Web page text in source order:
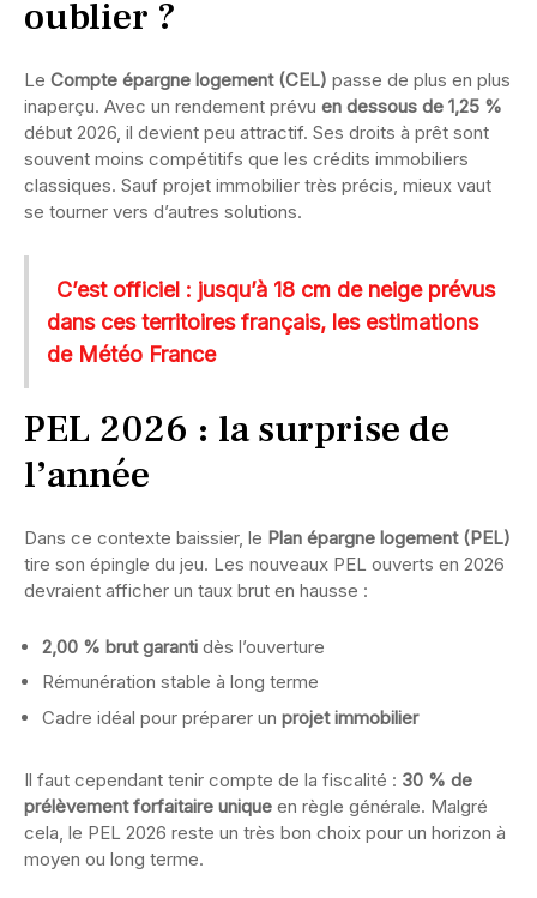
oublier ?
Le Compte épargne logement (CEL) passe de plus en plus
inaperçu. Avec un rendement prévu en dessous de 1,25 %
début 2026, il devient peu attractif. Ses droits à prêt sont
souvent moins compétitifs que les crédits immobiliers
classiques. Sauf projet immobilier très précis, mieux vaut
se tourner vers d’autres solutions.
C’est officiel : jusqu’à 18 cm de neige prévus
dans ces territoires français, les estimations
de Météo France
PEL 2026 : la surprise de
l’année
Dans ce contexte baissier, le Plan épargne logement (PEL)
tire son épingle du jeu. Les nouveaux PEL ouverts en 2026
devraient afficher un taux brut en hausse :
2,00 % brut garanti dès l’ouverture
Rémunération stable à long terme
Cadre idéal pour préparer un projet immobilier
Il faut cependant tenir compte de la fiscalité : 30 % de
prélèvement forfaitaire unique en règle générale. Malgré
cela, le PEL 2026 reste un très bon choix pour un horizon à
moyen ou long terme.